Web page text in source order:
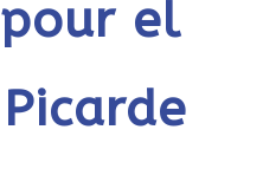
el